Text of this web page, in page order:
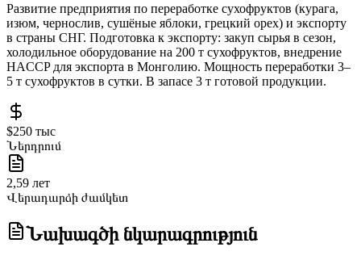
Развитие предприятия по переработке сухофруктов (курага,
изюм, чернослив, сушёные яблоки, грецкий орех) и экспорту
в страны СНГ. Подготовка к экспорту: закуп сырья в сезон,
холодильное оборудование на 200 т сухофруктов, внедрение
HACCP для экспорта в Монголию. Мощность переработки 3–
5 т сухофруктов в сутки. В запасе 3 т готовой продукции.
$250 тыс
Ներդրում
2,59 лет
Վերադարձի ժամկետ
Նախագծի նկարագրություն